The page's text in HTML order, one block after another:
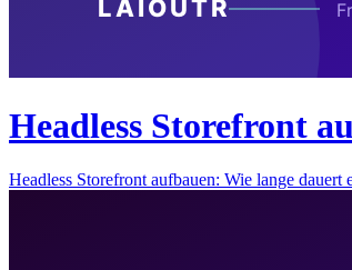
Headless Storefront
Headless Storefront aufbauen: Wie lange